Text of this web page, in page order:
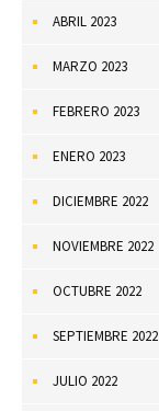
ABRIL 2023
MARZO 2023
FEBRERO 2023
ENERO 2023
DICIEMBRE 2022
NOVIEMBRE 2022
OCTUBRE 2022
SEPTIEMBRE 2022
JULIO 2022